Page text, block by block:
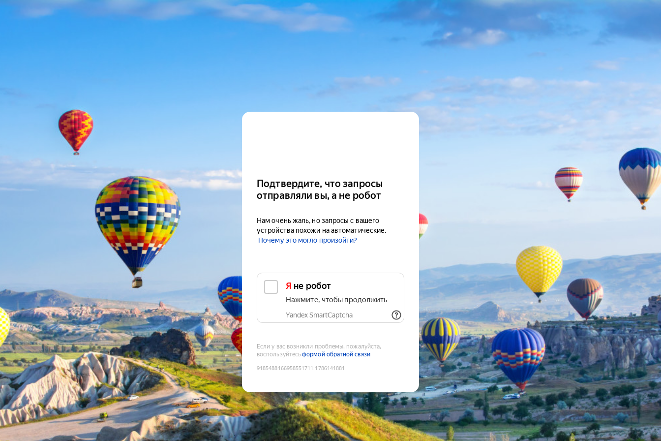
Подтвердите, что запросы
отправляли вы, а не робот
Нам очень жаль, но запросы с вашего
устройства похожи на автоматические.
Почему это могло произойти?
Я не робот
Нажмите, чтобы продолжить
Yandex SmartCaptcha
Если у вас возникли проблемы, пожалуйста,
воспользуйтесьформой обратной связи
9185488166958551711 :1786141881